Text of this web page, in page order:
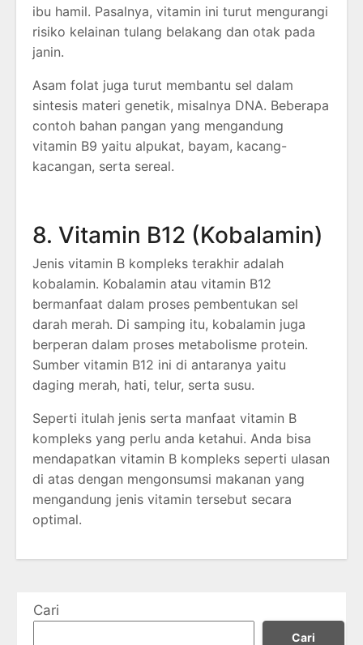
ibu hamil. Pasalnya, vitamin ini turut mengurangi
risiko kelainan tulang belakang dan otak pada
janin.
Asam folat juga turut membantu sel dalam
sintesis materi genetik, misalnya DNA. Beberapa
contoh bahan pangan yang mengandung
vitamin B9 yaitu alpukat, bayam, kacang-
kacangan, serta sereal.
8. Vitamin B12 (Kobalamin)
Jenis vitamin B kompleks terakhir adalah
kobalamin. Kobalamin atau vitamin B12
bermanfaat dalam proses pembentukan sel
darah merah. Di samping itu, kobalamin juga
berperan dalam proses metabolisme protein.
Sumber vitamin B12 ini di antaranya yaitu
daging merah, hati, telur, serta susu.
Seperti itulah jenis serta manfaat vitamin B
kompleks yang perlu anda ketahui. Anda bisa
mendapatkan vitamin B kompleks seperti ulasan
di atas dengan mengonsumsi makanan yang
mengandung jenis vitamin tersebut secara
optimal.
Cari
Cari